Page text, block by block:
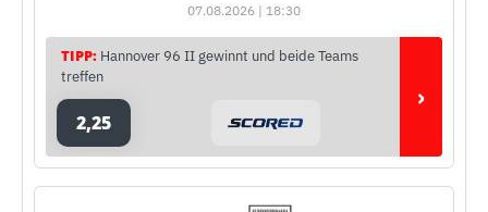
07.08.2026 | 18:30
TIPP: Hannover 96 II gewinnt und beide Teams
treffen
2,25
›